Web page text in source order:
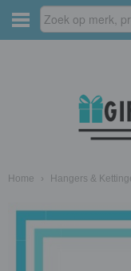
Home › Hangers &